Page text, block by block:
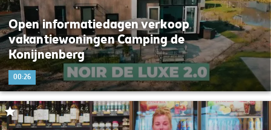
Open informatiedagen verkoop
vakantiewoningen Camping de
Konijnenberg
00:26